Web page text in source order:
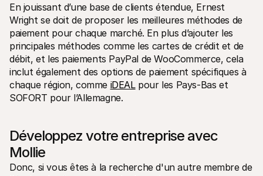
En jouissant d’une base de clients étendue, Ernest
Wright se doit de proposer les meilleures méthodes de
paiement pour chaque marché. En plus d’ajouter les
principales méthodes comme les cartes de crédit et de
débit, et les paiements PayPal de WooCommerce, cela
inclut également des options de paiement spécifiques à
chaque région, comme iDEAL pour les Pays-Bas et
SOFORT pour l’Allemagne.
Développez votre entreprise avec
Mollie
Donc, si vous êtes à la recherche d'un autre membre de